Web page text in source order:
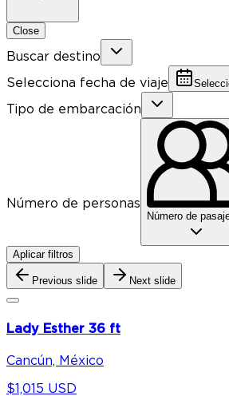
Close
Buscar destino
Selecciona fecha de viaje
Tipo de embarcación
Número de personas
Número de
Aplicar filtros
Previous slide Next slide
Lady Esther 36 ft
Cancún, México
$1,015 USD